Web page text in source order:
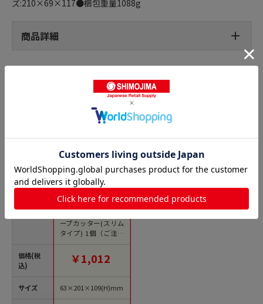
ズ:210×69×117●梱包重量1088g
商品詳細
テープカッターの人気商品との比較
価格(税
込)
サイズ
ープカッター(スリム
タイプ) 1個（ご注文
単位1個）【直送品】
￥1,012
63×201×109(H)mm